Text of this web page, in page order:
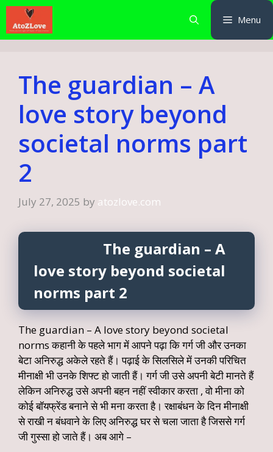
Skip
content
Menu
The guardian – A
love story beyond
societal norms part
2
July 27, 2025 by atozlove.com
The guardian – A
love story beyond societal
norms part 2
The guardian – A love story beyond societal
norms कहानी के पहले भाग में आपने पढ़ा कि गर्ग जी और उनका
बेटा अनिरुद्ध अकेले रहते हैं। पढ़ाई के सिलसिले में उनकी परिचित
मीनाक्षी भी उनके शिफ्ट हो जाती हैं। गर्ग जी उसे अपनी बेटी मानते हैं
लेकिन अनिरुद्ध उसे अपनी बहन नहीं स्वीकार करता , वो मीना को
कोई बॉयफ्रेंड बनाने से भी मना करता है। रक्षाबंधन के दिन मीनाक्षी
से राखी न बंधवाने के लिए अनिरुद्ध घर से चला जाता है जिससे गर्ग
जी गुस्सा हो जाते हैं। अब आगे –